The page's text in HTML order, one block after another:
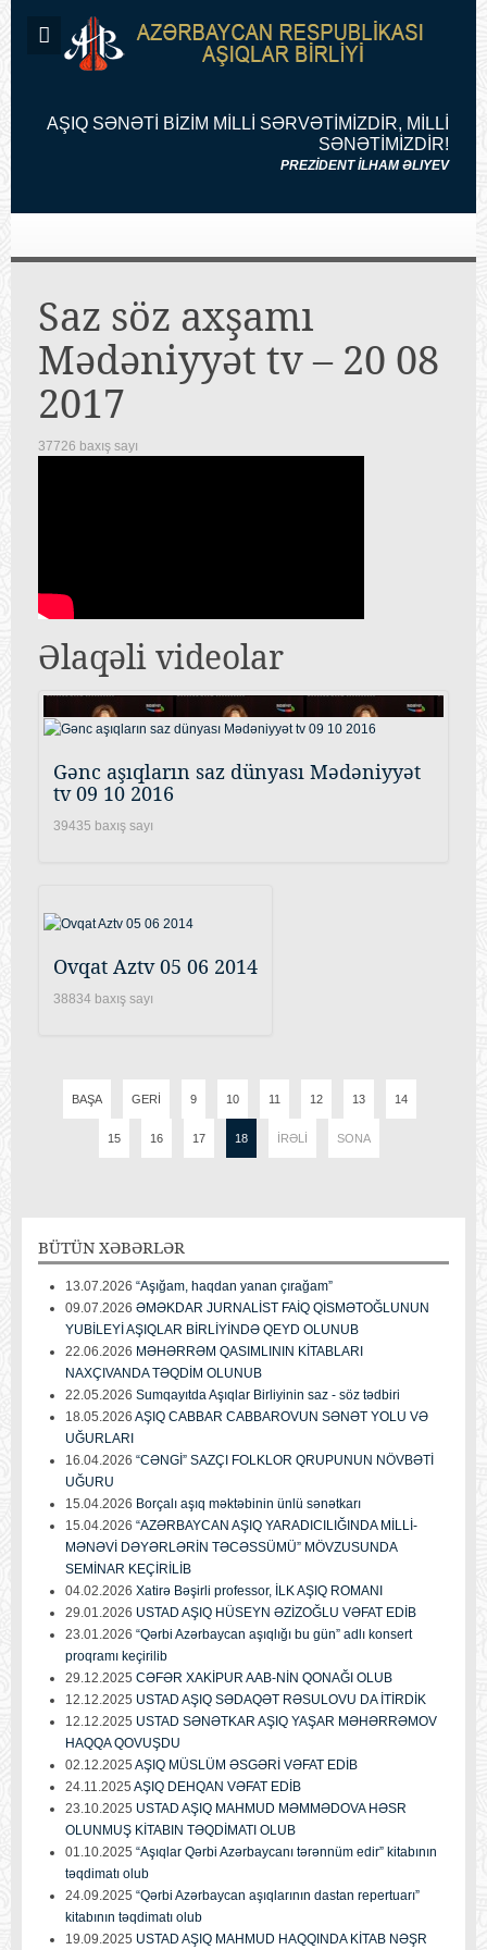
AŞIQ SƏNƏTİ BİZİM MİLLİ SƏRVƏTİMİZDİR, MİLLİ
SƏNƏTİMİZDİR!
PREZİDENT İLHAM ƏLIYEV
Saz söz axşamı
Mədəniyyət tv – 20 08
2017
37726 baxış sayı
Əlaqəli videolar
Gənc aşıqların saz dünyası Mədəniyyət
tv 09 10 2016
39435 baxış sayı
Ovqat Aztv 05 06 2014
38834 baxış sayı
BAŞA GERI 9 10 11 12 13 14
15 16 17 18 İRƏLI SONA
BÜTÜN XƏBƏRLƏR
13.07.2026 “Aşığam, haqdan yanan çırağam”
09.07.2026 ƏMƏKDAR JURNALİST FAİQ QİSMƏTOĞLUNUN
YUBİLEYİ AŞIQLAR BİRLİYİNDƏ QEYD OLUNUB
22.06.2026 MƏHƏRRƏM QASIMLININ KİTABLARI
NAXÇIVANDA TƏQDİM OLUNUB
22.05.2026 Sumqayıtda Aşıqlar Birliyinin saz - söz tədbiri
18.05.2026 AŞIQ CABBAR CABBAROVUN SƏNƏT YOLU VƏ
UĞURLARI
16.04.2026 “CƏNGİ” SAZÇI FOLKLOR QRUPUNUN NÖVBƏTİ
UĞURU
15.04.2026 Borçalı aşıq məktəbinin ünlü sənətkarı
15.04.2026 “AZƏRBAYCAN AŞIQ YARADICILIĞINDA MİLLİ-
MƏNƏVİ DƏYƏRLƏRİN TƏCƏSSÜMÜ” MÖVZUSUNDA
SEMİNAR KEÇİRİLİB
04.02.2026 Xatirə Bəşirli professor, İLK AŞIQ ROMANI
29.01.2026 USTAD AŞIQ HÜSEYN ƏZİZOĞLU VƏFAT EDİB
23.01.2026 “Qərbi Azərbaycan aşıqlığı bu gün” adlı konsert
proqramı keçirilib
29.12.2025 CƏFƏR XAKİPUR AAB-NİN QONAĞI OLUB
12.12.2025 USTAD AŞIQ SƏDAQƏT RƏSULOVU DA İTİRDİK
12.12.2025 USTAD SƏNƏTKAR AŞIQ YAŞAR MƏHƏRRƏMOV
HAQQA QOVUŞDU
02.12.2025 AŞIQ MÜSLÜM ƏSGƏRİ VƏFAT EDİB
24.11.2025 AŞIQ DEHQAN VƏFAT EDİB
23.10.2025 USTAD AŞIQ MAHMUD MƏMMƏDOVA HƏSR
OLUNMUŞ KİTABIN TƏQDİMATI OLUB
01.10.2025 “Aşıqlar Qərbi Azərbaycanı tərənnüm edir” kitabının
təqdimatı olub
24.09.2025 “Qərbi Azərbaycan aşıqlarının dastan repertuarı”
kitabının təqdimatı olub
19.09.2025 USTAD AŞIQ MAHMUD HAQQINDA KİTAB NƏŞR